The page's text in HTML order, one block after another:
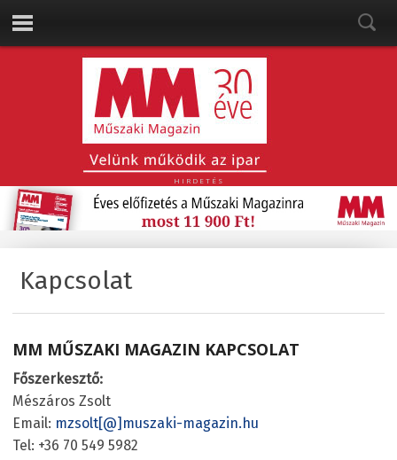
HIRDETÉS
Kapcsolat
MM MŰSZAKI MAGAZIN KAPCSOLAT
Főszerkesztő:
Mészáros Zsolt
Email: mzsolt[@] muszaki-magazin.hu
Tel: +36 70 549 5982